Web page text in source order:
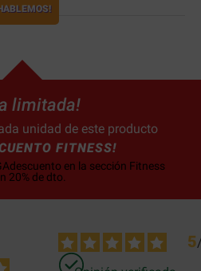
limitada!
unidad de este producto
FITNESS!
en la sección Fitness
20% de dto.
5